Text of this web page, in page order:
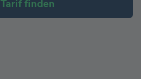
Tarif finden